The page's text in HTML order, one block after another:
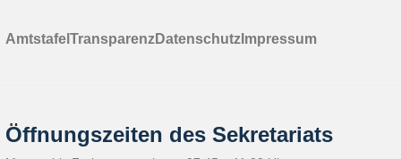
Amtstafel TransparenzDatenschutz Impressum
Öffnungszeiten des Sekretariats